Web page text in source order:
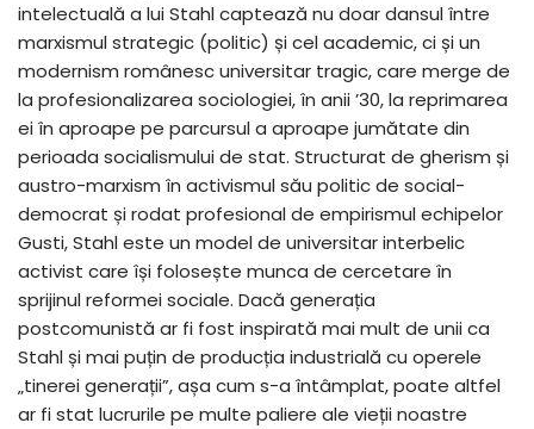
intelectuală a lui Stahl captează nu doar dansul între
marxismul strategic (politic) și cel academic, ci și un
modernism românesc universitar tragic, care merge de
la profesionalizarea sociologiei, în anii ’30, la reprimarea
ei în aproape pe parcursul a aproape jumătate din
perioada socialismului de stat. Structurat de gherism și
austro-marxism în activismul său politic de social-
democrat și rodat profesional de empirismul echipelor
Gusti, Stahl este un model de universitar interbelic
activist care își folosește munca de cercetare în
sprijinul reformei sociale. Dacă generația
postcomunistă ar fi fost inspirată mai mult de unii ca
Stahl și mai puțin de producția industrială cu operele
„tinerei generații”, așa cum s-a întâmplat, poate altfel
ar fi stat lucrurile pe multe paliere ale vieții noastre